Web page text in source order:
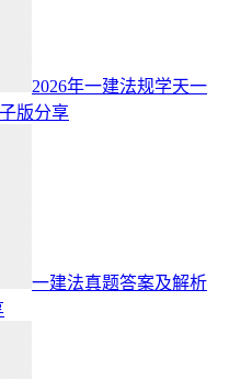
2026年一建法规学天一
版分享
一建法真题答案及解析